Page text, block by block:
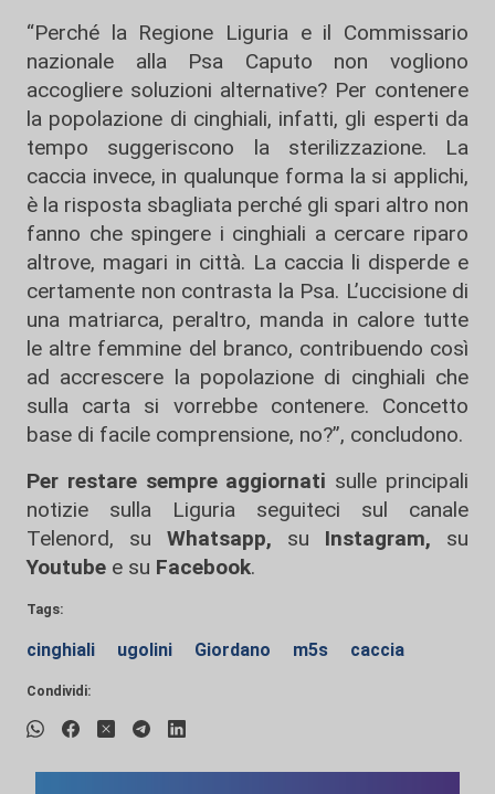
“Perché la Regione Liguria e il Commissario
nazionale alla Psa Caputo non vogliono
accogliere soluzioni alternative? Per contenere
la popolazione di cinghiali, infatti, gli esperti da
tempo suggeriscono la sterilizzazione. La
caccia invece, in qualunque forma la si applichi,
è la risposta sbagliata perché gli spari altro non
fanno che spingere i cinghiali a cercare riparo
altrove, magari in città. La caccia li disperde e
certamente non contrasta la Psa. L’uccisione di
una matriarca, peraltro, manda in calore tutte
le altre femmine del branco, contribuendo così
ad accrescere la popolazione di cinghiali che
sulla carta si vorrebbe contenere. Concetto
base di facile comprensione, no?”, concludono.
Per restare sempre aggiornati sulle principali
notizie sulla Liguria seguiteci sul canale
Telenord, su
Whatsapp, su Instagram, su
Youtube e su Facebook.
Tags:
cinghiali ugolini Giordano m5s caccia
Condividi: